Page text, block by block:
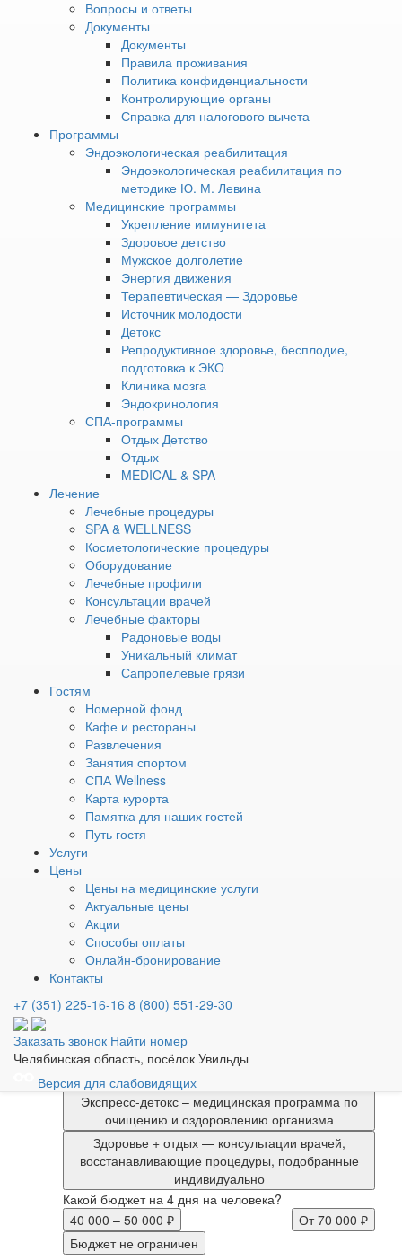
Вопросы и ответы
Документы
Документы
Правила проживания
Политика конфиденциальности
Контролирующие органы
Справка для налогового вычета
Программы
Эндоэкологическая реабилитация
Эндоэкологическая реабилитация по
методике Ю. М. Левина
Медицинские программы
Укрепление иммунитета
Здоровое детство
Мужское долголетие
Энергия движения
Терапевтическая — Здоровье
Источник молодости
Детокс
Репродуктивное здоровье, бесплодие,
подготовка к ЭКО
Клиника мозга
Эндокринология
СПА-программы
Отдых Детство
Отдых
MEDICAL & SPA
Лечение
Лечебные процедуры
SPA & WELLNESS
Косметологические процедуры
Оборудование
Лечебные профили
Консультации врачей
Лечебные факторы
Радоновые воды
Уникальный климат
Сапропелевые грязи
Гостям
Номерной фонд
Кафе и рестораны
Развлечения
Занятия спортом
СПА Wellness
Карта курорта
Памятка для наших гостей
Путь гостя
Услуги
Цены
Цены на медицинские услуги
Актуальные цены
Акции
Способы оплаты
Онлайн-бронирование
Контакты
+7 (351) 225-16-16 8 (800) 551-29-30
Заказать звонок Найти номер
Челябинская область, посёлок Увильды
Версия для слабовидящих
сочетаются уют, комфорт и оздоровительные процедуры?
В этой статье мы расскажем о преимуществах новогодних
каникул в санатории «Увильды».
Преимущества курорта
«Увильды»
Санаторий «Увильды» – именно то место, которое
сочетает в себе комфорт, заботу о здоровье, природную
красоту, множество развлечений именно для новогодних
Живописное расположение
Санаторий «Увильды» окружен лесами и
расположен на берегу живописного озера. В
новогоднее время природа преображается,
превращаясь в настоящую зимнюю сказку. Тишина,
переливающаяся серебристым снегом природа и
чистейший воздух – идеальное сочетание для тех,
кто ищет уединения и гармонии.
Комфорт и уют
Номера и коттеджи санатория оборудованы всем
для комфортного проживания и декорированы так,
чтобы создать атмосферу домашнего уюта. Здесь
можно отдохнуть после активных зимних забав и
насладиться теплом и комфортом.
Разнообразие новогодних развлечений
«Увильды» предлагает широкую программу
развлечений. Дети и взрослые найдут занятия по
душе. Вы можете также посвятить время своим
любимым спортивным занятиям. От лыж до
тюбинга и коньков.
РАССЧИТАЙТЕ
СТОИМОСТЬ ПУТЕВКИ
В САНАТОРИЙ С
ВЫГОДОЙ ДО 15%
Кто едет на курорт?
Только я
Мы вдвоём
Компания / семья
Сколько дней планируете провести на курорте?
4-6 дней — экспресс-восстановление
7-14 дней — полноценное восстановление
Вы выбрали разовый заезд на 4-6 дней
(попробовать)
Какой формат отдыха вам ближе?
Экспресс-детокс – медицинская программа по
очищению и оздоровлению организма
Здоровье + отдых — консультации врачей,
восстанавливающие процедуры, подобранные
индивидуально
Какой бюджет на 4 дня на человека?
40 000 – 50 000 ₽
От 70 000 ₽
Бюджет не ограничен